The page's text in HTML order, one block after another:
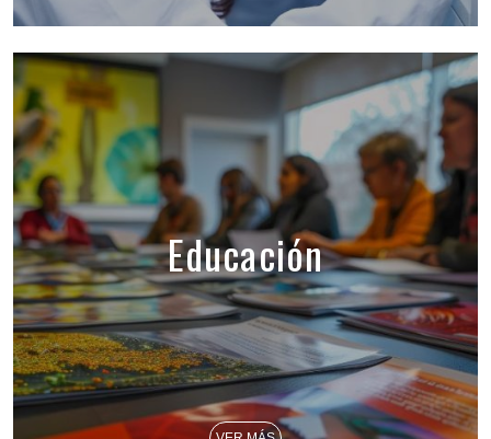
Educación